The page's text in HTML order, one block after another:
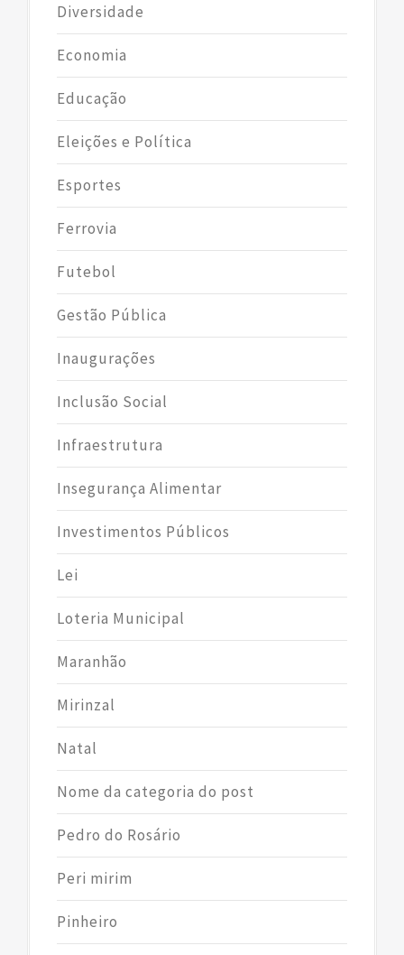
Diversidade
Economia
Educação
Eleições e Política
Esportes
Ferrovia
Futebol
Gestão Pública
Inaugurações
Inclusão Social
Infraestrutura
Insegurança Alimentar
Investimentos Públicos
Lei
Loteria Municipal
Maranhão
Mirinzal
Natal
Nome da categoria do post
Pedro do Rosário
Peri mirim
Pinheiro